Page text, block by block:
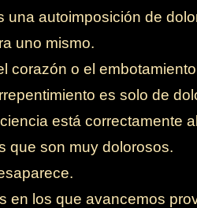
una autoimposición de
uno mismo.
corazón o el
es solo de
está correctamente
que son muy dolorosos.
en los que avancemos